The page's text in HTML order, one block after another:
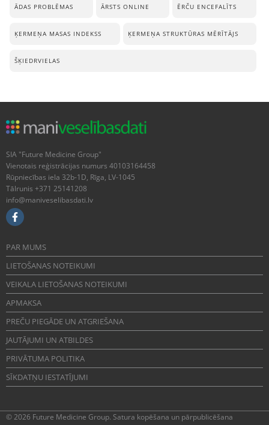
ĀDAS PROBLĒMAS ĀRSTS ONLINE ĒRČU ENCEFALĪTS
ĶERMEŅA MASAS INDEKSS ĶERMEŅA STRUKTŪRAS MĒRĪTĀJS
ŠĶIEDRVIELAS
SIA "Future Medicine Group"
Vienotais reģistrācijas numurs 40103164458
Rūpniecības iela 32b-1D, Rīga, LV-1045
Tālrunis +371 25141208
info@maniveselibasdati.lv
PAR MUMS
LIETOŠANAS NOTEIKUMI
VEIKALA LIETOŠANAS NOTEIKUMI
APMAKSA
PREČU PIEGĀDE UN ATGRIEŠANA
JAUTĀJUMI UN ATBILDES
PRIVĀTUMA POLITIKA
SĪKDATŅU IESTATĪJUMI
© 2026 Future Medicine Group. Satura kopēšana un pārpublicēšana